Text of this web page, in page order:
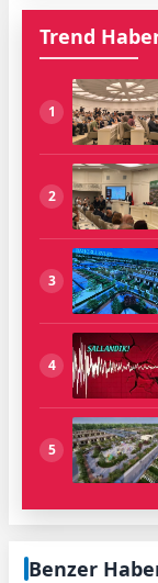
Trend
1
2
3
4
5
Benzer